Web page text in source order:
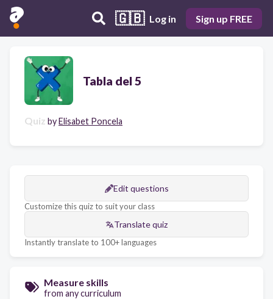
🇬🇧 Log in Sign up FREE
Tabla del 5
Quiz byElisabet Poncela
Edit questions
Customize this quiz to suit your class
Translate quiz
Instantly translate to 100+ languages
Measure skills
from any curriculum